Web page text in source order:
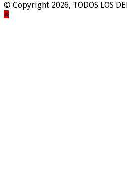
© Copyright 2026, TODOS LOS